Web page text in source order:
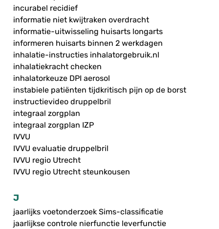
incurabel recidief
informatie niet kwijtraken overdracht
informatie-uitwisseling huisarts longarts
informeren huisarts binnen 2 werkdagen
inhalatie-instructies inhalatorgebruik.nl
inhalatiekracht checken
inhalatorkeuze DPI aerosol
instabiele patiënten tijdkritisch pijn op de borst
instructievideo druppelbril
integraal zorgplan
integraal zorgplan IZP
IVVU
IVVU evaluatie druppelbril
IVVU regio Utrecht
IVVU regio Utrecht steunkousen
J
jaarlijks voetonderzoek Sims-classificatie
jaarlijkse controle nierfunctie leverfunctie